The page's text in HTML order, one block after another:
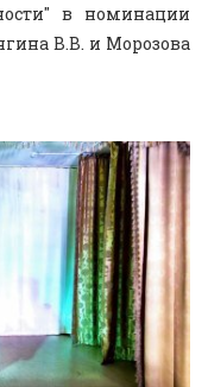
в номинации
В.В. и Морозова